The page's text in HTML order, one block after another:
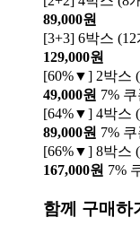
89,000원
[3+3] 6박스
129,000원
[60%▼] 2박스
49,000원 7%
[64%▼] 4박스
89,000원 7%
[66%▼] 8박스
167,000원 7%
함께 구매하